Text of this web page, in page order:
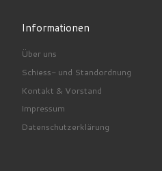
Informationen
Über uns
Schiess- und Standordnung
Kontakt & Vorstand
Impressum
Datenschutzerklärung